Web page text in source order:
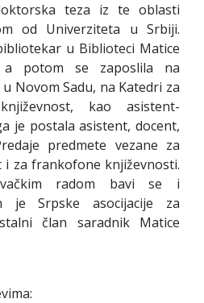
teza iz te oblasti
od Univerziteta u Srbiji.
u Biblioteci Matice
a potom se zaposlila na
Novom Sadu, na Katedri za
kao asistent-
je postala asistent, docent,
predmete vezane za
za frankofone književnosti.
radom bavi se i
je Srpske asocijacije za
član saradnik Matice